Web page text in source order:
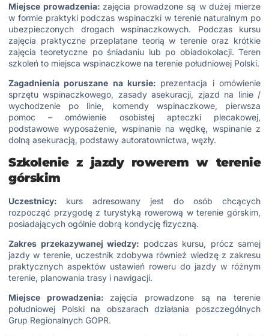
Miejsce prowadzenia: zajęcia prowadzone są w dużej mierze
w formie praktyki podczas wspinaczki w terenie naturalnym po
ubezpieczonych drogach wspinaczkowych. Podczas kursu
zajęcia praktyczne przeplatane teorią w terenie oraz krótkie
zajęcia teoretyczne po śniadaniu lub po obiadokolacji. Teren
szkoleń to miejsca wspinaczkowe na terenie południowej Polski.
Zagadnienia poruszane na kursie: prezentacja i omówienie
sprzętu wspinaczkowego, zasady asekuracji, zjazd na linie /
wychodzenie po linie, komendy wspinaczkowe, pierwsza
pomoc – omówienie osobistej apteczki plecakowej,
podstawowe wyposażenie, wspinanie na wędkę, wspinanie z
dolną asekuracją, podstawy autoratownictwa, węzły.
Szkolenie z jazdy rowerem w terenie
górskim
Uczestnicy: kurs adresowany jest do osób chcących
rozpocząć przygodę z turystyką rowerową w terenie górskim,
posiadających ogólnie dobrą kondycję fizyczną.
Zakres przekazywanej wiedzy: podczas kursu, prócz samej
jazdy w terenie, uczestnik zdobywa również wiedzę z zakresu
praktycznych aspektów ustawień roweru do jazdy w różnym
terenie, planowania trasy i nawigacji.
Miejsce prowadzenia: zajęcia prowadzone są na terenie
południowej Polski na obszarach działania poszczególnych
Grup Regionalnych GOPR.